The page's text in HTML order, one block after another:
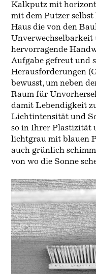
Kalkputz mit
mit dem Putzer selbst
Haus die von den
Unverwechselbarkeit
hervorragende
Aufgabe gefreut und
Herausforderungen
bewusst, um neben
Raum für
damit Lebendigkeit
Lichtintensität und
so in Ihrer Plastizität
lichtgrau mit blauen
auch grünlich
von wo die Sonne